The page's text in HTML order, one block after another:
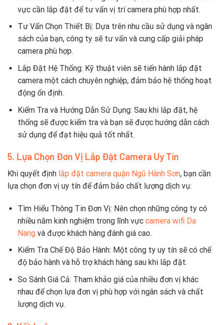
vực cần lắp đặt để tư vấn vị trí camera phù hợp nhất.
Tư Vấn Chọn Thiết Bị: Dựa trên nhu cầu sử dụng và ngân
sách của bạn, công ty sẽ tư vấn và cung cấp giải pháp
camera phù hợp.
Lắp Đặt Hệ Thống: Kỹ thuật viên sẽ tiến hành lắp đặt
camera một cách chuyên nghiệp, đảm bảo hệ thống hoạt
động ổn định.
Kiểm Tra và Hướng Dẫn Sử Dụng: Sau khi lắp đặt, hệ
thống sẽ được kiểm tra và bạn sẽ được hướng dẫn cách
sử dụng để đạt hiệu quả tốt nhất.
5. Lựa Chọn Đơn Vị Lắp Đặt Camera Uy Tín
Khi quyết định lắp đặt camera quận Ngũ Hành Sơn, bạn cần
lựa chọn đơn vị uy tín để đảm bảo chất lượng dịch vụ:
Tìm Hiểu Thông Tin Đơn Vị: Nên chọn những công ty có
nhiều năm kinh nghiệm trong lĩnh vực camera wifi Da
Nangvà được khách hàng đánh giá cao.
Kiểm Tra Chế Độ Bảo Hành: Một công ty uy tín sẽ có chế
độ bảo hành và hỗ trợ khách hàng sau khi lắp đặt.
So Sánh Giá Cả: Tham khảo giá của nhiều đơn vị khác
nhau để chọn lựa đơn vị phù hợp với ngân sách và chất
lượng dịch vụ.